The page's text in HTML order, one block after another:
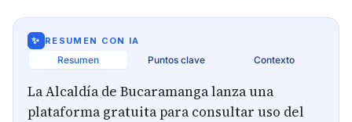
✨ RESUMEN CON IA
Resumen Puntos clave Contexto
La Alcaldía de Bucaramanga lanza una
plataforma gratuita para consultar uso del